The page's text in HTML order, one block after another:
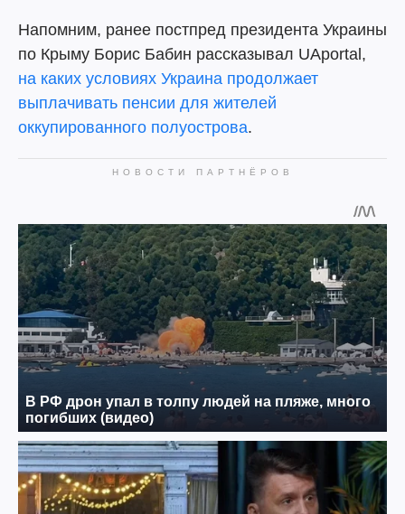
Напомним, ранее постпред президента Украины
по Крыму Борис Бабин рассказывал UAportal,
на каких условиях Украина продолжает
выплачивать пенсии для жителей
оккупированного полуострова.